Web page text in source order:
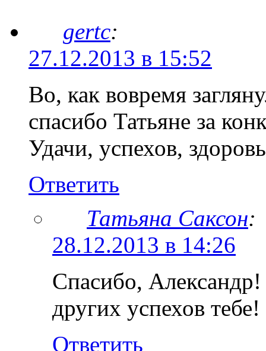
gertc:
27.12.2013 в 15:52
Во, как вовремя
спасибо Татьяне за
Удачи, успехов,
Ответить
Татьяна Саксон:
28.12.2013 в 14:26
Спасибо,
других успехов тебе!
Ответить